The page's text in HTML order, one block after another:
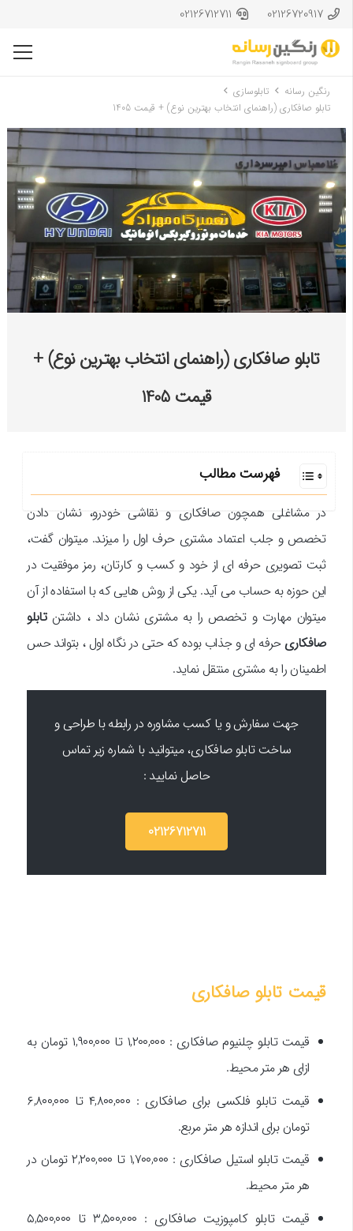
02126720917
02126712711
رنگین رسانه
تابلوسازی
تابلو صافکاری (راهنمای انتخاب بهترین نوع) + قیمت 1405
تابلو صافکاری (راهنمای انتخاب بهترین نوع) +
قیمت 1405
فهرست مطالب
در مشاغلی همچون صافکاری و نقاشی خودرو، نشان دادن
تخصص و جلب اعتماد مشتری حرف اول را میزند. میتوان گفت،
ثبت تصویری حرفه ای از خود و کسب و کارتان، رمز موفقیت در
این حوزه به حساب می آید. یکی از روش هایی که با استفاده از آن
میتوان مهارت و تخصص را به مشتری نشان داد ، داشتنتابلو
صافکاریحرفه ای و جذاب بوده که حتی در نگاه اول ، بتواند حس
اطمینان را به مشتری منتقل نماید.
جهت سفارش و یا کسب مشاوره در رابطه با طراحی و
ساخت تابلو صافکاری، میتوانید با شماره زیر تماس
حاصل نمایید :
02126712711
قیمت تابلو صافکاری
قیمت تابلو چلنیوم صافکاری : ۱,۲۰۰,۰۰۰ تا ۱,۹۰۰,۰۰۰ تومان به
ازای هر متر محیط.
قیمت تابلو فلکسی برای صافکاری : ۴,۸۰۰,۰۰۰ تا ۶,۸۰۰,۰۰۰
تومان برای اندازه هر متر مربع.
قیمت تابلو استیل صافکاری : ۱,۷۰۰,۰۰۰ تا ۲,۲۰۰,۰۰۰ تومان در
هر متر محیط.
قیمت تابلو کامپوزیت صافکاری : ۳,۵۰۰,۰۰۰ تا ۵,۵۰۰,۰۰۰